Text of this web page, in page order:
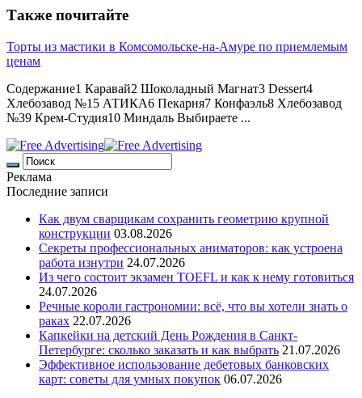
Также почитайте
Торты из мастики в Комсомольске-на-Амуре по приемлемым
ценам
Содержание1 Каравай2 Шоколадный Магнат3 Dessert4
Хлебозавод №15 АТИКА6 Пекарня7 Конфаэль8 Хлебозавод
№39 Крем-Студия10 Миндаль Выбираете ...
Реклама
Последние записи
Как двум сварщикам сохранить геометрию крупной
конструкции 03.08.2026
Секреты профессиональных аниматоров: как устроена
работа изнутри 24.07.2026
Из чего состоит экзамен TOEFL и как к нему готовиться
24.07.2026
Речные короли гастрономии: всё, что вы хотели знать о
раках 22.07.2026
Капкейки на детский День Рождения в Санкт-
Петербурге: сколько заказать и как выбрать 21.07.2026
Эффективное использование дебетовых банковских
карт: советы для умных покупок 06.07.2026